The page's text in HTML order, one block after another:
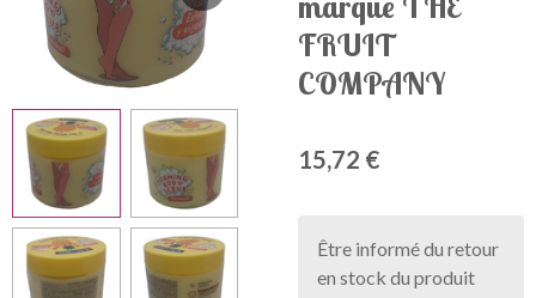
FRUIT
COMPANY
15,72 €
Être informé du retour
en stock du produit